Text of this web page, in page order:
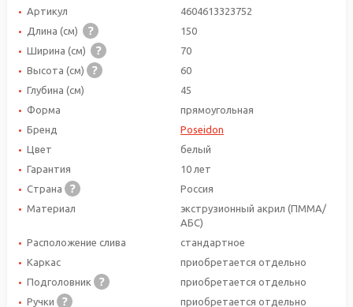
Артикул
4604613323752
Длина (см)
150
Ширина (см)
70
Высота (см)
60
Глубина (см)
45
Форма
прямоугольная
Бренд
Poseidon
Цвет
белый
Гарантия
10 лет
Страна
Россия
Материал
экструзионный акрил (ПММА/
АБС)
Расположение слива
стандартное
Каркас
приобретается отдельно
Подголовник
приобретается отдельно
Ручки
приобретается отдельно